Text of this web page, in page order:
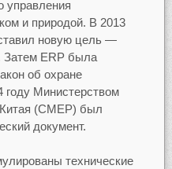
управления
и природой. В 2013
новую цель —
Затем ERP была
об охране
Министерством
(CMEP) был
документ.
технические